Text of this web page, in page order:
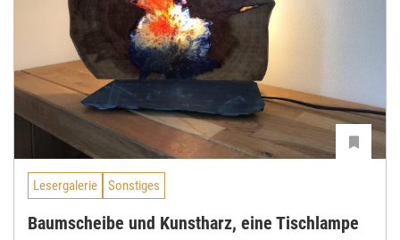
Lesergalerie Sonstiges
Baumscheibe und Kunstharz, eine Tischlampe